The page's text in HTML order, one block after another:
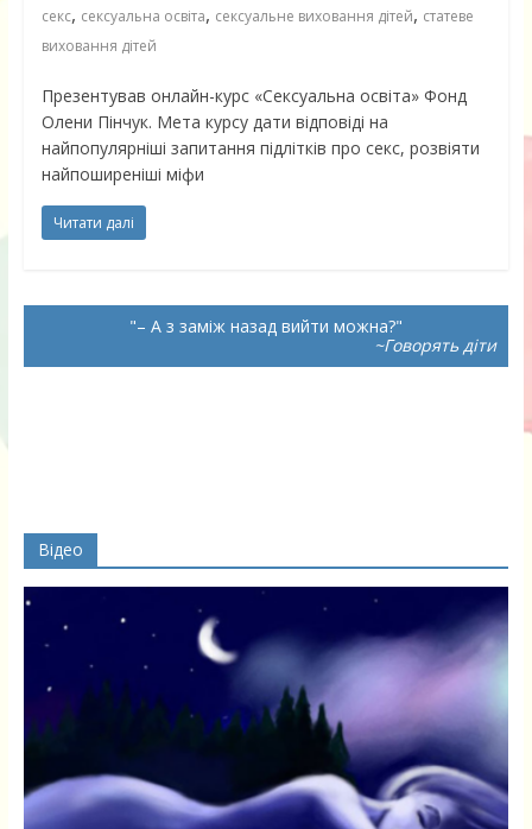
секс, сексуальна освіта, сексуальне виховання дітей, статеве
виховання дітей
Презентував онлайн-курс «Сексуальна освіта» Фонд
Олени Пінчук. Мета курсу дати відповіді на
найпопулярніші запитання підлітків про секс, розвіяти
найпоширеніші міфи
Читати далі
– А з заміж назад вийти можна?
~Говорять діти
Відео